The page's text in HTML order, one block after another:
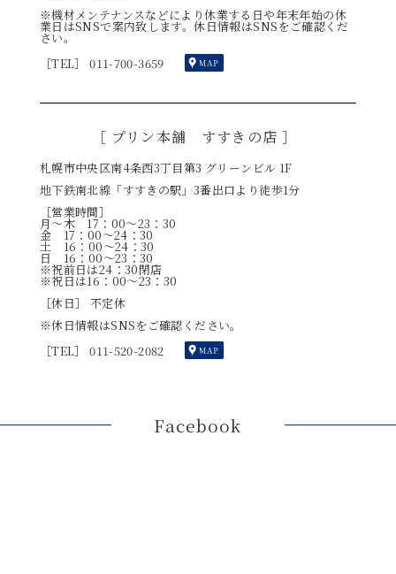
※機材メンテナンスなどにより休業する日や年末年始の休
業日はSNSで案内致します。休日情報はSNSをご確認くだ
さい。
［TEL］ 011-700-3659
［ プリン本舗 すすきの店 ］
札幌市中央区南4条西3丁目第3 グリーンビル 1F
地下鉄南北線「すすきの駅」3番出口より徒歩1分
［営業時間］
月～木 17：00～23：30
金 17：00～24：30
土 16：00～24：30
日 16：00～23：30
※祝前日は24：30閉店
※祝日は16：00～23：30
［休日］ 不定休
※休日情報はSNSをご確認ください。
［TEL］ 011-520-2082
Facebook